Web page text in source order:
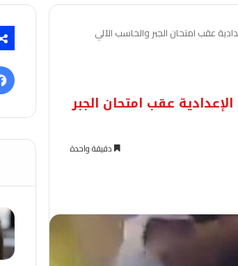
عقب امتحان الجبر والحاسب الآلي
عقب امتحان الجبر
دقيقة واحدة